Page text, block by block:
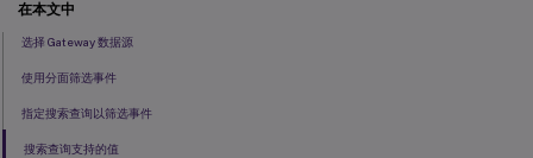
在本文中
选择 Gateway 数据源
使用分面筛选事件
指定搜索查询以筛选事件
搜索查询支持的值